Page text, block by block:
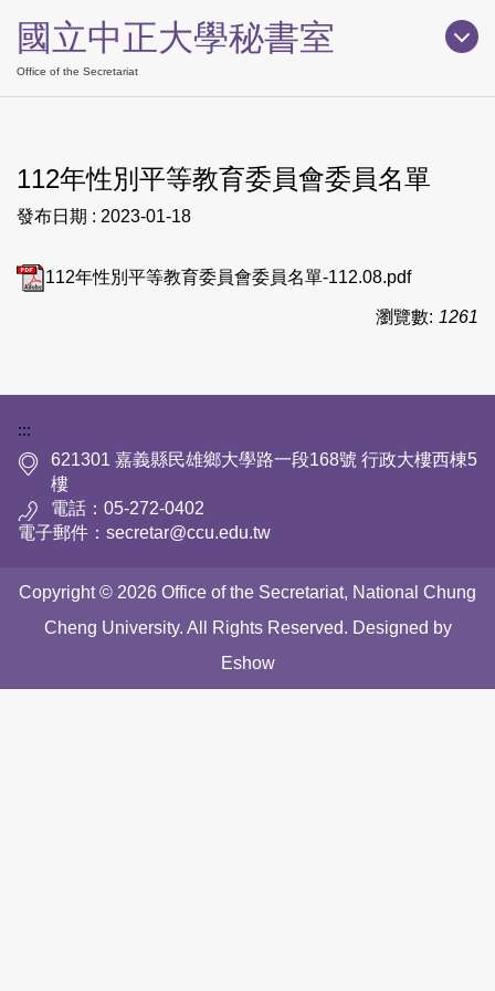
到
主
要
區
國立中正大學秘書室
Office of the Secretariat
112年性別平等教育委員會委員名單
發布日期 : 2023-01-18
112年性別平等教育委員會委員名單-112.08.pdf
瀏覽數: 1261
:::
621301 嘉義縣民雄鄉大學路一段168號 行政大樓西棟5
樓
電話：05-272-0402
電子郵件：secretar@ccu.edu.tw
Copyright © 2026 Office of the Secretariat, National Chung
Cheng University. All Rights Reserved. Designed by
Eshow